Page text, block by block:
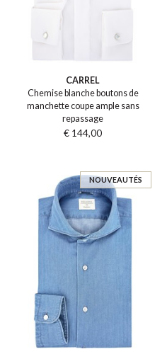
CARREL
Chemise blanche boutons de
manchette coupe ample sans
repassage
€ 144,00
NOUVEAUTÉS